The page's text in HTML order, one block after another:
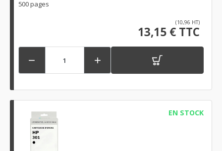
500 pages
(10,96 HT)
13,15 € TTC
 
EN STOCK